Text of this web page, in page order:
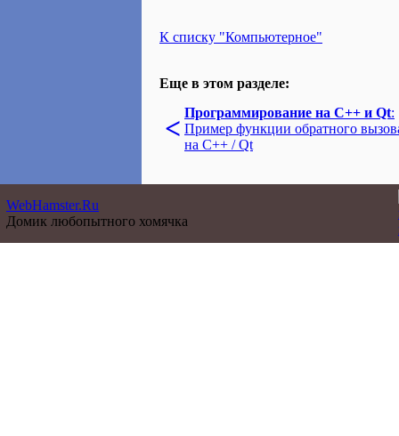
К списку "Компьютерное"
Еще в этом разделе:
< Программирование на C++ и Qt:
Пример функции обратного
на C++ / Qt
WebHamster.Ru
Домик любопытного хомячка